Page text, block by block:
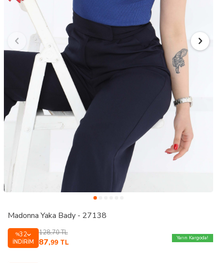
Madonna Yaka Bady - 27138
%32
İNDIRIM
128,70TL
87,99 TL
Yarın Kargoda!